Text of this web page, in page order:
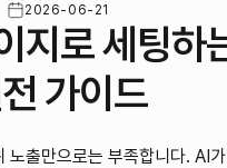
2026-06-21
지로 세팅
가이드
출만으로는 부족합니다. AI가